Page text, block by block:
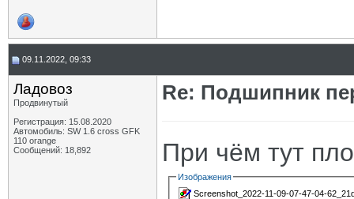
09.11.2022, 09:33
Ладовоз
Продвинутый
Регистрация: 15.08.2020
Автомобиль: SW 1.6 cross GFK
110 orange
Сообщений: 18,892
Re: Подшипник
При чём тут
Изображения
Screenshot_2022-11-09-07-47-04-